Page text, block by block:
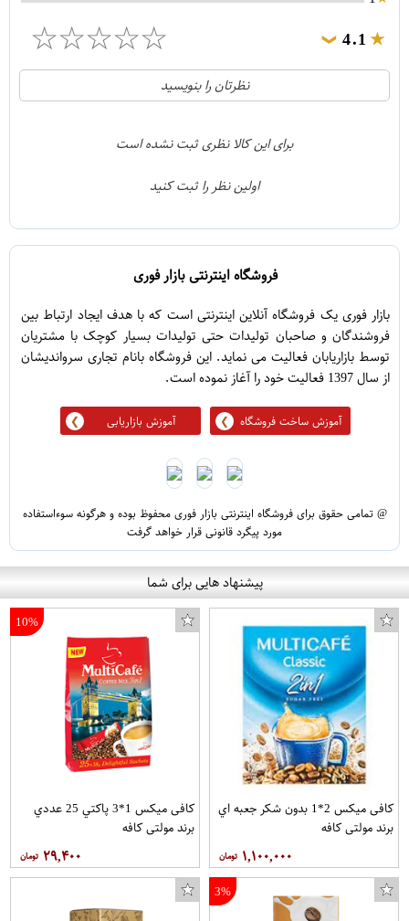
4.1
❯
☆
☆
☆
☆
☆
21
1
نظرتان را بنویسید
برای این کالا نظری ثبت نشده است
اولین نظر را ثبت کنید
فروشگاه اینترنتی بازار فوری
بازار فوری یک فروشگاه آنلاین اینترنتی است که با هدف ایجاد ارتباط بین
فروشندگان و صاحبان تولیدات حتی تولیدات بسیار کوچک با مشتریان
توسط بازاریابان فعالیت می نماید. این فروشگاه بانام تجاری سرواندیشان
از سال 1397 فعالیت خود را آغاز نموده است.
آموزش ساخت فروشگاه آموزش بازاریابی
@ تمامی حقوق برای فروشگاه اینترنتی بازار فوری محفوظ بوده و هرگونه سوءاستفاده
مورد پیگرد قانونی قرار خواهد گرفت
پیشنهاد هایی برای شما
کافی میکس 2*1 بدون شکر جعبه اي
برند مولتی کافه
۱,۱۰۰,۰۰۰
10%
کافی میکس 1*3 پاکتي 25 عددي
برند مولتی کافه
۲۹,۴۰۰
3%